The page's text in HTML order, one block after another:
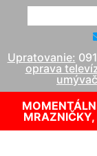
Upratovanie:
oprava
MRAZNIČKY,